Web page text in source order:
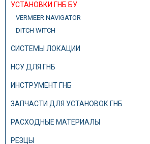
УСТАНОВКИ ГНБ БУ
VERMEER NAVIGATOR
DITCH WITCH
СИСТЕМЫ ЛОКАЦИИ
НСУ ДЛЯ ГНБ
ИНСТРУМЕНТ ГНБ
ЗАПЧАСТИ ДЛЯ УСТАНОВОК ГНБ
РАСХОДНЫЕ МАТЕРИАЛЫ
РЕЗЦЫ